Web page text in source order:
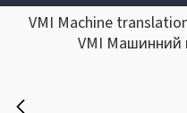
VMI Machine
VMI Машинний